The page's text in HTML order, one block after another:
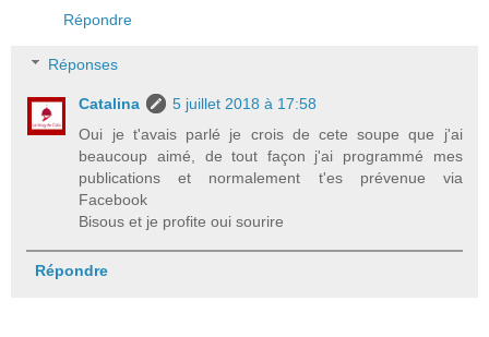
Répondre
Réponses
Catalina
5 juillet 2018 à 17:58
Oui je t'avais parlé je crois de cete soupe que j'ai
beaucoup aimé, de tout façon j'ai programmé mes
publications et normalement t'es prévenue via
Facebook
Bisous et je profite oui sourire
Répondre